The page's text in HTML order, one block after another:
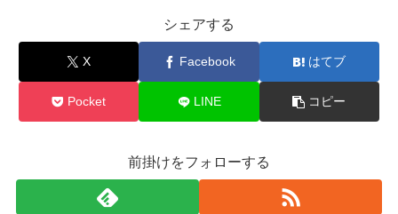
シェアする
X Facebook はてブ
Pocket LINE コピー
前掛けをフォローする